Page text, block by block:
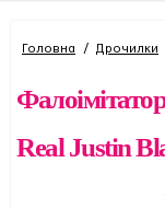
Головна Дрочилки
Real Justin